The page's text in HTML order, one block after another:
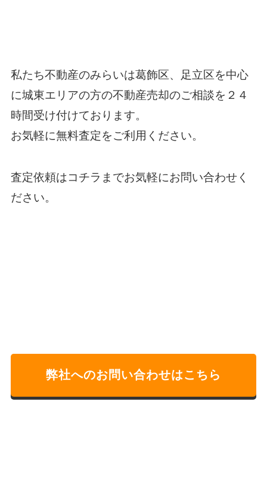
私たち不動産のみらいは葛飾区、足立区を中心
に城東エリアの方の不動産売却のご相談を２４
時間受け付けております。
お気軽に無料査定をご利用ください。
査定依頼はコチラ までお気軽にお問い合わせく
ださい。
弊社へのお問い合わせはこちら